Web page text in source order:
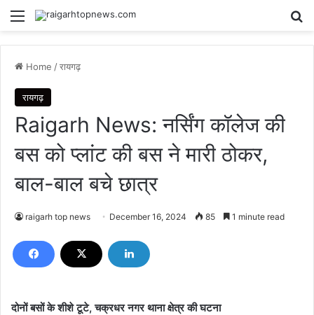
Menu
Home /रायगढ़
रायगढ़
Raigarh News: नर्सिंग कॉलेज की
बस को प्लांट की बस ने मारी ठोकर,
बाल-बाल बचे छात्र
raigarh top news December 16, 2024 85 1 minute read
दोनों बसों के शीशे टूटे, चक्रधर नगर थाना क्षेत्र की घटना